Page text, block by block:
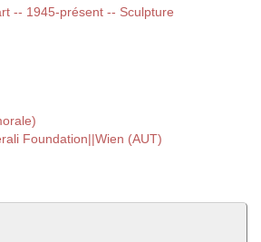
-- 1945-présent -- Sculpture
Foundation||Wien (AUT)